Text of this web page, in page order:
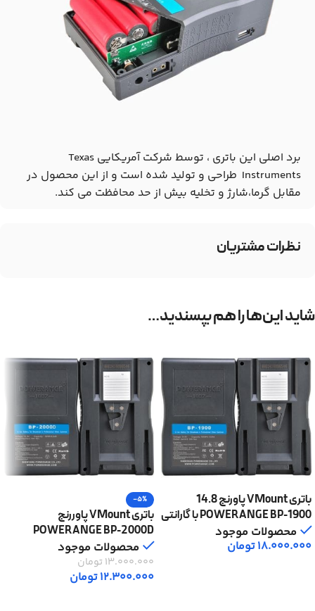
برد اصلی این باتری ، توسط شرکت آمریکایی Texas
Instruments طراحی و تولید شده است و از این محصول در
مقابل گرما،شارژ و تخلیه بیش از حد محافظت می کند.
نظرات مشتریان
شاید این‌ها را هم بپسندید…
باتری VMount پاورنج 14.8
POWERANGE BP-1900 با گارانتی
اصلیمحصولات موجود
18.000.000تومان
-5%
باتری VMount پاوررنج
POWERANGE BP-2000D
14.8V با گارانتی اصلیمحصولات موجود
13.000.000 تومان
12.300.000تومان